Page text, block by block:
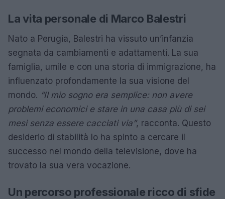
La vita personale di Marco Balestri
Nato a Perugia, Balestri ha vissuto un’infanzia
segnata da cambiamenti e adattamenti. La sua
famiglia, umile e con una storia di immigrazione, ha
influenzato profondamente la sua visione del
mondo. “Il mio sogno era semplice: non avere
problemi economici e stare in una casa più di sei
mesi senza essere cacciati via”, racconta. Questo
desiderio di stabilità lo ha spinto a cercare il
successo nel mondo della televisione, dove ha
trovato la sua vera vocazione.
Un percorso professionale ricco di sfide